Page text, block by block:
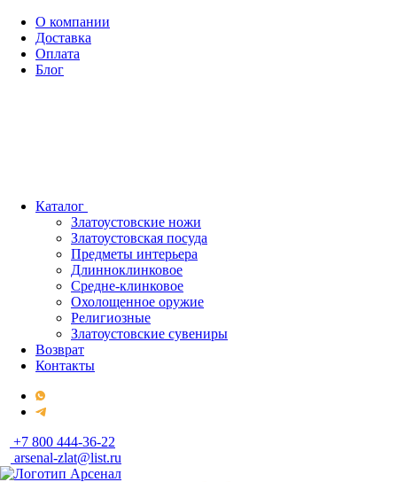
О компании
Доставка
Оплата
Блог
Каталог
Златоустовские ножи
Златоустовская посуда
Предметы интерьера
Длинноклинковое
Средне-клинковое
Охолощенное оружие
Религиозные
Златоустовские сувениры
Возврат
Контакты
+7 800 444-36-22
arsenal-zlat@list.ru